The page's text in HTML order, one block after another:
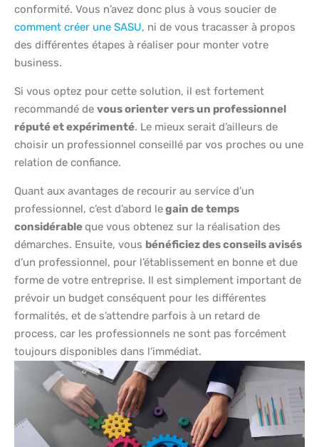
conformité. Vous n’avez donc plus à vous soucier de
comment créer une SASU, ni de vous tracasser à propos
des différentes étapes à réaliser pour monter votre
business.
Si vous optez pour cette solution, il est fortement
recommandé de vous orienter vers un professionnel
réputé et expérimenté. Le mieux serait d’ailleurs de
choisir un professionnel conseillé par vos proches ou une
relation de confiance.
Quant aux avantages de recourir au service d’un
professionnel, c’est d’abord legain de temps
considérableque vous obtenez sur la réalisation des
démarches. Ensuite, vous bénéficiez des conseils avisés
d’un professionnel, pour l’établissement en bonne et due
forme de votre entreprise. Il est simplement important de
prévoir un budget conséquent pour les différentes
formalités, et de s’attendre parfois à un retard de
process, car les professionnels ne sont pas forcément
toujours disponibles dans l’immédiat.